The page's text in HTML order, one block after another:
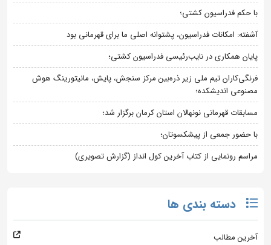
با حکم فدراسیون کشتی؛
آشفته: امکانات فدراسیون، پشتوانه اصلی ما برای قهرمانی بود
پایان همکاری در نایب‌رئیسی فدراسیون کشتی؛
فرنگی‌کاران تیم ملی زیر ذره‌بین مرکز سنجش، پایش، مانیتورینگ هوش
مصنوعی اندیشکده؛
مسابقات قهرمانی نونهالان استان کرمان برگزار شد؛
با حضور جمعی از پیشکسوتان؛
مراسم رونمایی از کتاب آخرین کول انداز (گزارش تصویری)
دسته بندی ها
آخرین مطالب